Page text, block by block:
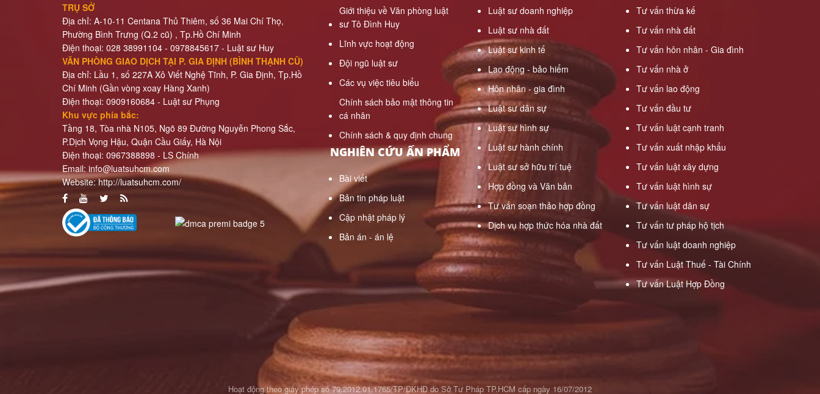
TRỤ SỞ
Địa chỉ: A-10-11 Centana Thủ Thiêm, số 36 Mai Chí Thọ,
Phường Bình Trưng (Q.2 cũ) , Tp.Hồ Chí Minh
Điện thoại: 028 38991104 - 0978845617 - Luật sư Huy
VĂN PHÒNG GIAO DỊCH TẠI P. GIA ĐỊNH (BÌNH THẠNH CŨ)
Địa chỉ: Lầu 1, số 227A Xô Viết Nghệ Tĩnh, P. Gia Định, Tp.Hồ
Chí Minh (Gần vòng xoay Hàng Xanh)
Điện thoại: 0909160684 - Luật sư Phụng
Khu vực phía bắc:
Tầng 18, Tòa nhà N105, Ngõ 89 Đường Nguyễn Phong Sắc,
P.Dịch Vọng Hậu, Quận Cầu Giấy, Hà Nội
Điện thoại: 0967388898 - LS Chính
Email: info@luatsuhcm.com
Website:http://luatsuhcm.com/
Giới thiệu về Văn phòng luật
sư Tô Đình Huy
Lĩnh vực hoạt động
Đội ngũ luật sư
Các vụ việc tiêu biểu
Chính sách bảo mật thông tin
cá nhân
Chính sách & quy định chung
NGHIÊN CỨU ẤN PHẨM
Bài viết
Bản tin pháp luật
Cập nhật pháp lý
Bản án - án lệ
Luật sư doanh nghiệp
Luật sư nhà đất
Luật sư kinh tế
Lao động - bảo hiểm
Hôn nhân - gia đình
Luật sư dân sự
Luật sư hình sự
Luật sư hành chính
Luật sư sở hữu trí tuệ
Hợp đồng và Văn bản
Tư vấn soạn thảo hợp đồng
Dịch vụ hợp thức hóa nhà đất
Tư vấn thừa kế
Tư vấn nhà đất
Tư vấn hôn nhân - Gia đình
Tư vấn nhà ở
Tư vấn lao động
Tư vấn đầu tư
Tư vấn luật cạnh tranh
Tư vấn xuất nhập khẩu
Tư vấn luật xây dựng
Tư vấn luật hình sự
Tư vấn luật dân sự
Tư vấn tư pháp hộ tịch
Tư vấn luật doanh nghiệp
Tư vấn Luật Thuế - Tài Chính
Tư vấn Luật Hợp Đồng
Hoạt động theo giấy phép số 79.2012.01.1765/TP/ĐKHĐ do Sở Tư Pháp TP.HCM cấp ngày 16/07/2012